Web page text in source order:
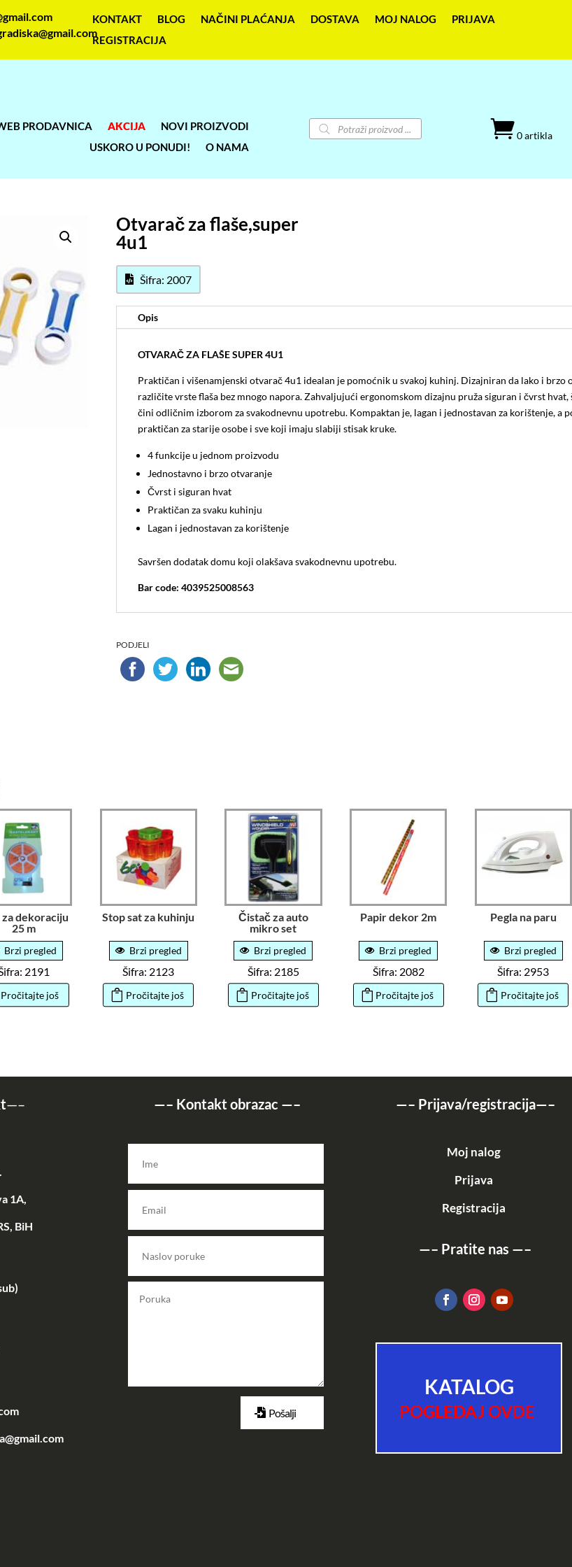
KONTAKT BLOG NAČINI PLAĆANJA DOSTAVA MOJ NALOG
PRIJAVA
REGISTRACIJA
PRODAVNICA AKCIJA
NOVI PROIZVODI
USKORO U PONUDI!
O NAMA
Products
search
0 artikla
Otvarač za flaše,super
4u1
Šifra: 2007
Opis
OTVARAČ ZA FLAŠE SUPER 4U1
Praktičan i višenamjenski otvarač 4u1 idealan je pomoćnik u svakoj kuhinj. Dizajniran da lako i brzo
različite vrste flaša bez mnogo napora. Zahvaljujući ergonomskom dizajnu pruža siguran i čvrst hvat,
čini odličnim izborom za svakodnevnu upotrebu. Kompaktan je, lagan i jednostavan za korištenje, a
praktičan za starije osobe i sve koji imaju slabiji stisak kruke.
4 funkcije u jednom proizvodu
Jednostavno i brzo otvaranje
Čvrst i siguran hvat
Praktičan za svaku kuhinju
Lagan i jednostavan za korištenje
Savršen dodatak domu koji olakšava svakodnevnu upotrebu.
Bar code: 4039525008563
PODJELI
za dekoraciju
25 m
Brzi pregled
2191
Pročitajte još
Stop sat za kuhinju
Brzi pregled
Šifra: 2123
Pročitajte još
Čistač za auto
mikro set
Brzi pregled
Šifra: 2185
Pročitajte još
Papir dekor 2m
Brzi pregled
Šifra: 2082
Pročitajte još
Pegla na paru
Brzi pregled
Šifra: 2953
Pročitajte još
—–
1A,
BiH
—– Kontakt obrazac —–
Pošalji
—– Prijava/registracija—–
Moj nalog
Prijava
Registracija
—– Pratite nas —–
KATALOG
POGLEDAJ OVDE